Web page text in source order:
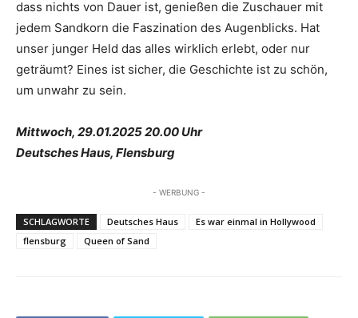
dass nichts von Dauer ist, genießen die Zuschauer mit
jedem Sandkorn die Faszination des Augenblicks. Hat
unser junger Held das alles wirklich erlebt, oder nur
geträumt? Eines ist sicher, die Geschichte ist zu schön,
um unwahr zu sein.
Mittwoch, 29.01.2025 20.00 Uhr
Deutsches Haus, Flensburg
- WERBUNG -
SCHLAGWORTE Deutsches Haus
Es war einmal in Hollywood
flensburg
Queen of Sand